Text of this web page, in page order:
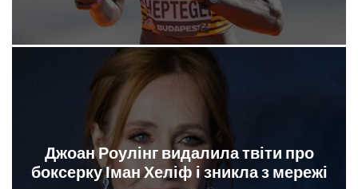
Джоан Роулінг видалила твіти про
боксерку Іман Хеліф і зникла з мережі